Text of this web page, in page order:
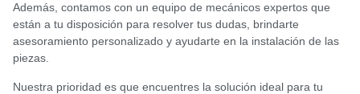
Además, contamos con un equipo de mecánicos expertos que
están a tu disposición para resolver tus dudas, brindarte
asesoramiento personalizado y ayudarte en la instalación de las
piezas.
Nuestra prioridad es que encuentres la solución ideal para tu